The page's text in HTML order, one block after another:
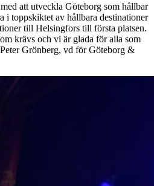
att utveckla Göteborg som hållbar
i toppskiktet av hållbara destinationer
till Helsingfors till första platsen.
krävs och vi är glada för alla som
Grönberg, vd för Göteborg &